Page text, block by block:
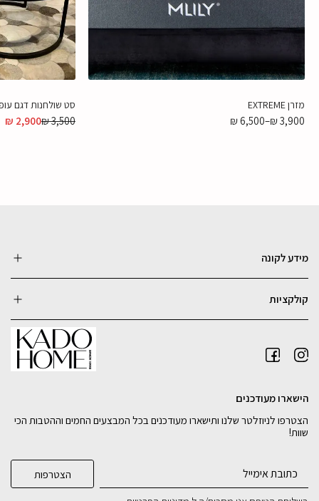
מזרן EXTREME
₪3,900
–
₪6,500
סט שולחנות דגם
₪3,500
₪ 2,900
מידע לקונה
קולקציות
הישארו מעודכנים
הצטרפו לניוזלטר שלנו ותישארו מעודכנים בכל המבצעים החמים וההטבות הכי
שוות!